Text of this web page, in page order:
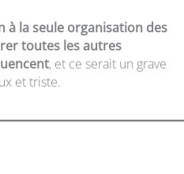
à la seule organisation des
toutes les autres
, et ce serait un grave
et triste.